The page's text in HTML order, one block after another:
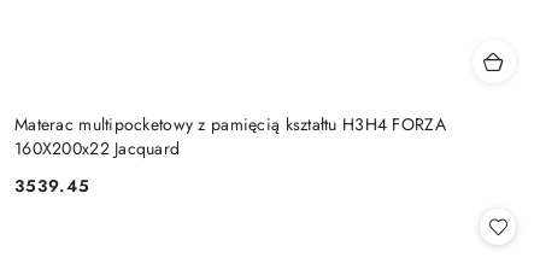
Materac multipocketowy z pamięcią kształtu H3H4 FORZA
160X200x22 Jacquard
Cena:
3539.45